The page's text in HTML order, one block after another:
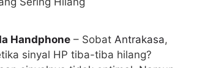
Handphone – Sobat Antrakasa,
sinyal HP tiba-tiba hilang?